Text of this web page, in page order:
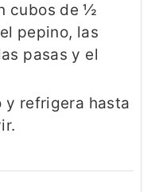
cubos de ½
pepino, las
pasas y el
y refrigera hasta